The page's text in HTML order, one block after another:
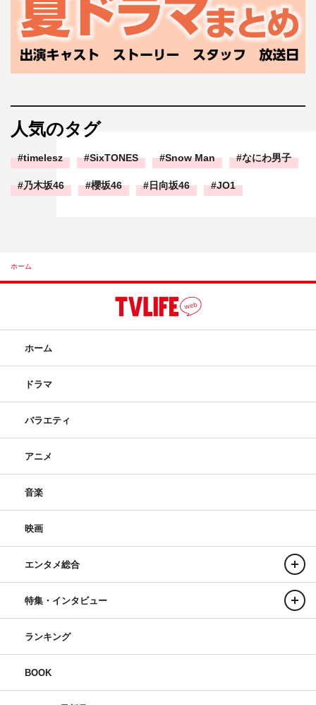
人気のタグ
timelesz SixTONES Snow Man なにわ男子
乃木坂46 櫻坂46 日向坂46 JO1
ホーム
ホーム
ドラマ
バラエティ
アニメ
音楽
映画
エンタメ総合
特集・インタビュー
ランキング
BOOK